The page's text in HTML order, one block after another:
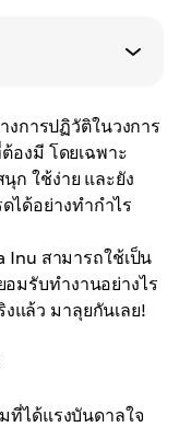
งการปฏิวัติในวงการ
องมี โดยเฉพาะ
ก ใช้ง่าย และยัง
ได้อย่างทำกำไร
Inu สามารถใช้เป็น
อมรับทำงานอย่างไร
แล้ว มาลุยกันเลย!
ที่ได้แรงบันดาลใจ